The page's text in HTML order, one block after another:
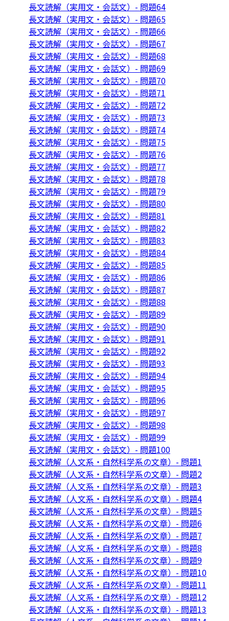
長文読解（実用文・会話文）- 問題64
長文読解（実用文・会話文）- 問題65
長文読解（実用文・会話文）- 問題66
長文読解（実用文・会話文）- 問題67
長文読解（実用文・会話文）- 問題68
長文読解（実用文・会話文）- 問題69
長文読解（実用文・会話文）- 問題70
長文読解（実用文・会話文）- 問題71
長文読解（実用文・会話文）- 問題72
長文読解（実用文・会話文）- 問題73
長文読解（実用文・会話文）- 問題74
長文読解（実用文・会話文）- 問題75
長文読解（実用文・会話文）- 問題76
長文読解（実用文・会話文）- 問題77
長文読解（実用文・会話文）- 問題78
長文読解（実用文・会話文）- 問題79
長文読解（実用文・会話文）- 問題80
長文読解（実用文・会話文）- 問題81
長文読解（実用文・会話文）- 問題82
長文読解（実用文・会話文）- 問題83
長文読解（実用文・会話文）- 問題84
長文読解（実用文・会話文）- 問題85
長文読解（実用文・会話文）- 問題86
長文読解（実用文・会話文）- 問題87
長文読解（実用文・会話文）- 問題88
長文読解（実用文・会話文）- 問題89
長文読解（実用文・会話文）- 問題90
長文読解（実用文・会話文）- 問題91
長文読解（実用文・会話文）- 問題92
長文読解（実用文・会話文）- 問題93
長文読解（実用文・会話文）- 問題94
長文読解（実用文・会話文）- 問題95
長文読解（実用文・会話文）- 問題96
長文読解（実用文・会話文）- 問題97
長文読解（実用文・会話文）- 問題98
長文読解（実用文・会話文）- 問題99
長文読解（実用文・会話文）- 問題100
長文読解（人文系・自然科学系の文章）- 問題1
長文読解（人文系・自然科学系の文章）- 問題2
長文読解（人文系・自然科学系の文章）- 問題3
長文読解（人文系・自然科学系の文章）- 問題4
長文読解（人文系・自然科学系の文章）- 問題5
長文読解（人文系・自然科学系の文章）- 問題6
長文読解（人文系・自然科学系の文章）- 問題7
長文読解（人文系・自然科学系の文章）- 問題8
長文読解（人文系・自然科学系の文章）- 問題9
長文読解（人文系・自然科学系の文章）- 問題10
長文読解（人文系・自然科学系の文章）- 問題11
長文読解（人文系・自然科学系の文章）- 問題12
長文読解（人文系・自然科学系の文章）- 問題13